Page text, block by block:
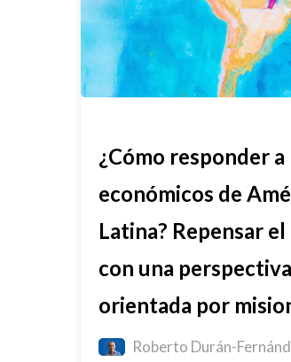
¿Cómo responder
económicos de
Latina? Repensar
con una perspectiva
orientada por
Roberto Durán-